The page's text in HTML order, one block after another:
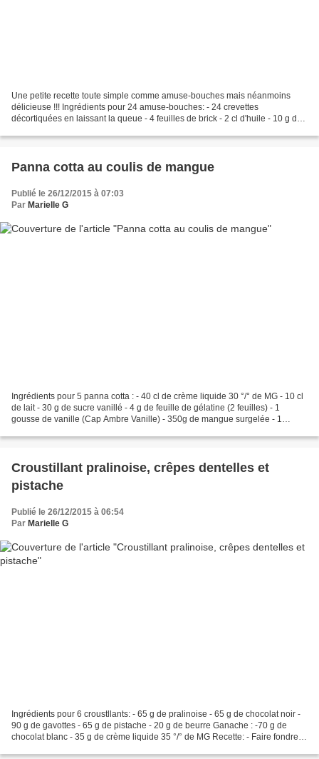
Une petite recette toute simple comme amuse-bouches mais néanmoins
délicieuse !!! Ingrédients pour 24 amuse-bouches: - 24 crevettes
décortiquées en laissant la queue - 4 feuilles de brick - 2 cl d'huile - 10 g de
Panna cotta au coulis de mangue
Publié le 26/12/2015 à 07:03
Par Marielle G
Ingrédients pour 5 panna cotta : - 40 cl de crème liquide 30 °/° de MG - 10 cl
de lait - 30 g de sucre vanillé - 4 g de feuille de gélatine (2 feuilles) - 1
gousse de vanille (Cap Ambre Vanille) - 350g de mangue surgelée - 1
Croustillant pralinoise, crêpes dentelles et
pistache
Publié le 26/12/2015 à 06:54
Par Marielle G
Ingrédients pour 6 croustllants: - 65 g de pralinoise - 65 g de chocolat noir -
90 g de gavottes - 65 g de pistache - 20 g de beurre Ganache : -70 g de
chocolat blanc - 35 g de crème liquide 35 °/° de MG Recette: - Faire fondre